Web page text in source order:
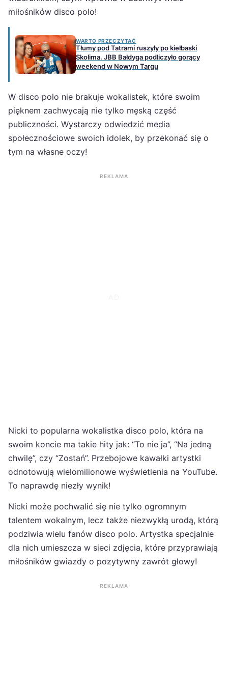
miłośników disco polo!
WARTO PRZECZYTAĆ
Tłumy pod Tatrami ruszyły po kiełbaski
Skolima. JBB Bałdyga podliczyło gorący
weekend w Nowym Targu
W disco polo nie brakuje wokalistek, które swoim
pięknem zachwycają nie tylko męską część
publiczności. Wystarczy odwiedzić media
społecznościowe swoich idolek, by przekonać się o
tym na własne oczy!
REKLAMA
Nicki to popularna wokalistka disco polo, która na
swoim koncie ma takie hity jak: “To nie ja”, “Na jedną
chwilę”, czy “Zostań”. Przebojowe kawałki artystki
odnotowują wielomilionowe wyświetlenia na YouTube.
To naprawdę niezły wynik!
Nicki może pochwalić się nie tylko ogromnym
talentem wokalnym, lecz także niezwykłą urodą, którą
podziwia wielu fanów disco polo. Artystka specjalnie
dla nich umieszcza w sieci zdjęcia, które przyprawiają
miłośników gwiazdy o pozytywny zawrót głowy!
REKLAMA